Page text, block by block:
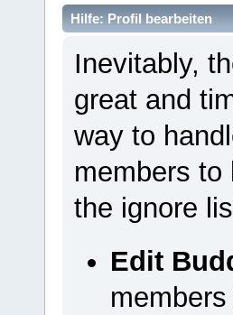
Hilfe: Profil bearbeiten
Inevitably,
great and
way to
members
the ignore
Edit